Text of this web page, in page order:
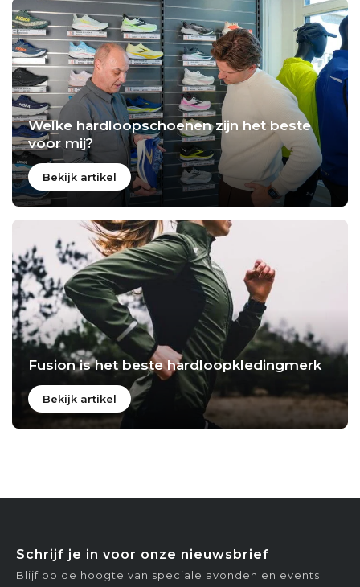
Welke hardloopschoenen zijn het beste
voor mij?
Bekijk artikel
Fusion is het beste hardloopkledingmerk
Bekijk artikel
Schrijf je in voor onze nieuwsbrief
Blijf op de hoogte van speciale avonden en events